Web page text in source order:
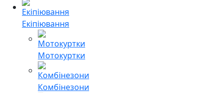
Екіпіювання
Мотокуртки
Комбінезони